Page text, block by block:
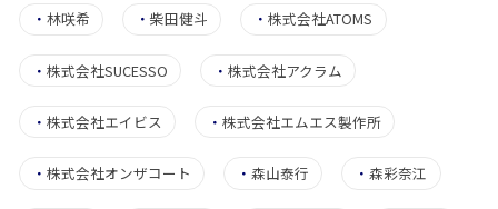
・ 林咲希 ・柴田健斗 ・株式会社ATOMS
・ 株式会社SUCESSO ・株式会社アクラム
・ 株式会社エイビス ・株式会社エムエス製作所
・ 株式会社オンザコート ・森山泰行 ・森彩奈江